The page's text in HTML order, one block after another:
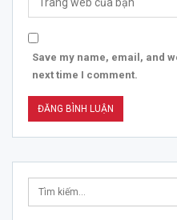
Save my name, email, and
next time I comment.